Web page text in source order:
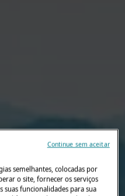
semelhantes, colocadas por
o site, fornecer os serviços
suas funcionalidades para sua
Continue sem aceitar